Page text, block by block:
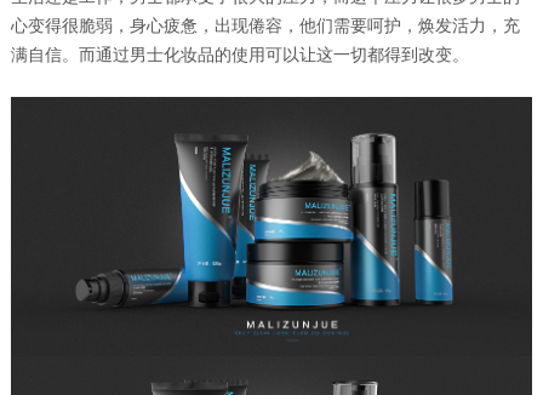
核心服务
心变得很脆弱，身心疲惫，出现倦容，他们需要呵护，焕发活力，充
满自信。而通过男士化妆品的使用可以让这一切都得到改变。